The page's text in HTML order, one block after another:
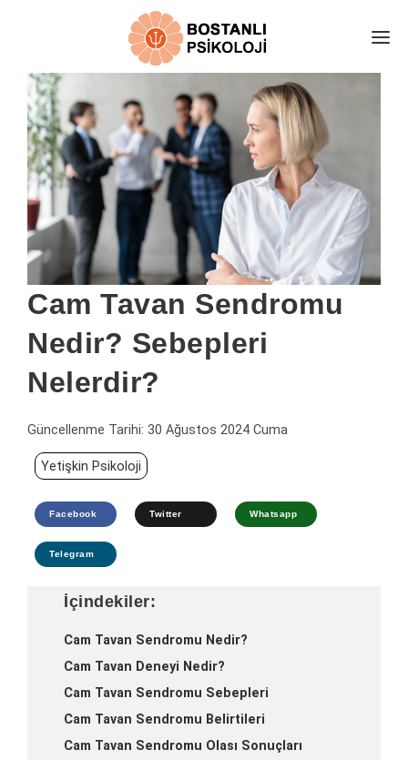
E-RANDEVU
EKİBİMİZ
HAKKIMIZDA
DANIŞAN YORUMLARI
ÜCRETLER
İLETİŞİM
PSİKOLOJİ ALANLARI
KARAMSARLIK TESTİ
ÜCRETSİZ GÖRÜŞ AL
ONLİNE TERAPİ
Cam Tavan Sendromu
Nedir? Sebepleri
Nelerdir?
Güncellenme Tarihi: 30 Ağustos 2024 Cuma
Yetişkin Psikoloji
Facebook Twitter Whatsapp
Telegram
İçindekiler:
Cam Tavan Sendromu Nedir?
Cam Tavan Deneyi Nedir?
Cam Tavan Sendromu Sebepleri
Cam Tavan Sendromu Belirtileri
Cam Tavan Sendromu Olası Sonuçları